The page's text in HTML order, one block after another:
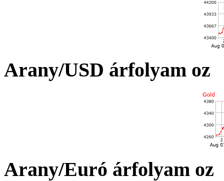
Arany/USD árfolyam oz
Arany/Euró árfolyam oz